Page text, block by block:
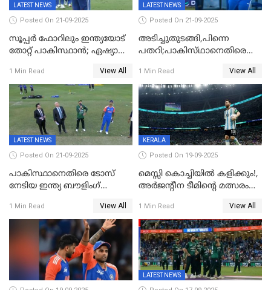
LATEST NEWS
Posted On 21-09-2025
സൂപ്പർ ഫോറിലും ഇന്ത്യയോട്
തോറ്റ് പാകിസ്ഥാൻ; ഏഷ്യാ
ഇന്ത്യ, അഭിഷേക് ശർമ്മയ്ക്ക്
അർദ്ധ സെഞ്ച്വറി
1 Min Read View All
LATEST NEWS
Posted On 21-09-2025
അടിച്ചുതുടങ്ങി,പിന്നെ
പതറി;പാകിസ്‌ഥാനെതിരെ
വിജയലക്ഷ്യം
1 Min Read View All
LATEST NEWS
Posted On 21-09-2025
പാകിസ്ഥാനെതിരെ ടോസ്
നേടിയ ഇന്ത്യ ബൗളിംഗ്
1 Min Read View All
KERALA
Posted On 19-09-2025
മെസ്സി കൊച്ചിയിൽ കളിക്കും!,
അർജന്റീന ടീമിന്റെ മത്സരം
നടത്താൻ ആലോചന
1 Min Read View All
LATEST NEWS